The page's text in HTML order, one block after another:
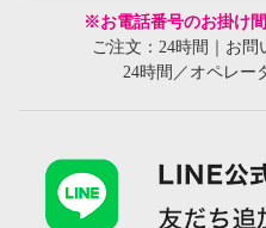
※お電話番号のお掛け
ご注文：24時間｜お
24時間／オペレー